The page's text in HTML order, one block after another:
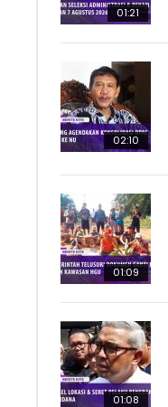
01:21
02:10
01:09
01:08